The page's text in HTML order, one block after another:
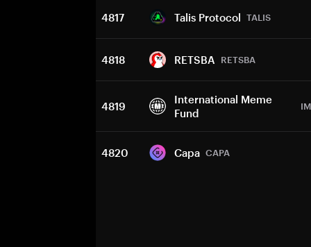
4817 Talis Protocol TALIS
4818 RETSBA RETSBA
4819
International Meme
Fund
4820 Capa CAPA